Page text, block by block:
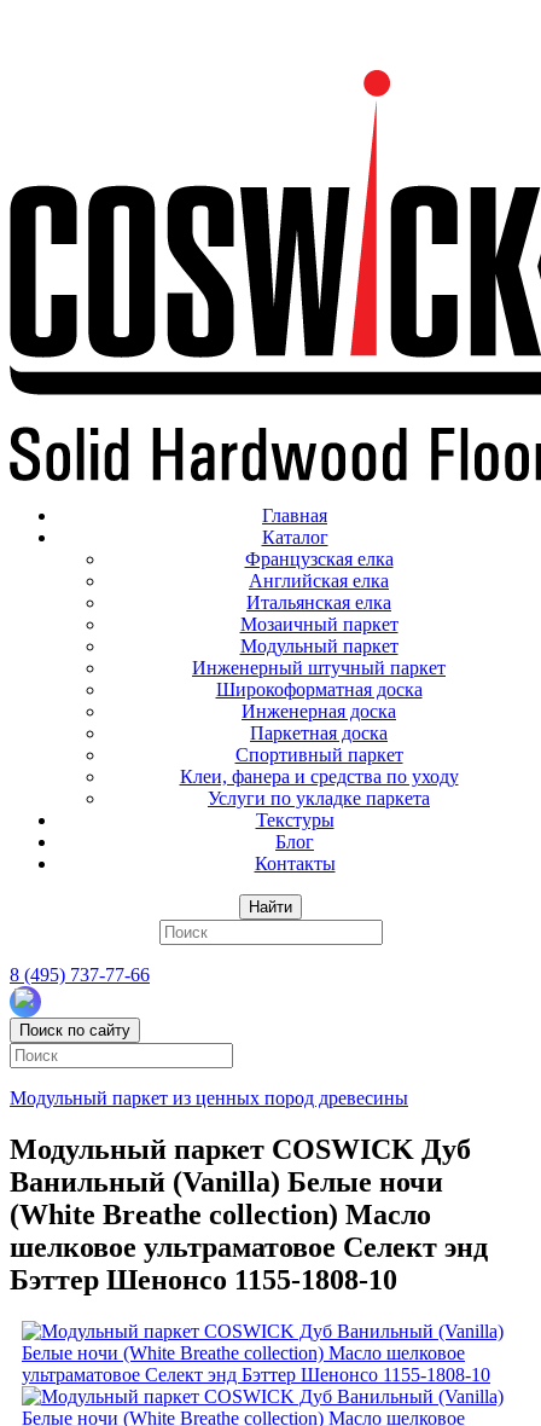
Главная
Каталог
Французская елка
Английская елка
Итальянская елка
Мозаичный паркет
Модульный паркет
Инженерный штучный паркет
Широкоформатная доска
Инженерная доска
Паркетная доска
Спортивный паркет
Клеи, фанера и средства по уходу
Услуги по укладке паркета
Текстуры
Блог
Контакты
Найти
8 (495) 737-77-66
Поиск по сайту
Модульный паркет из ценных пород древесины
Модульный паркет COSWICK Дуб
Ванильный (Vanilla) Белые ночи
(White Breathe collection) Масло
шелковое ультраматовое Селект энд
Бэттер Шенонсо 1155-1808-10